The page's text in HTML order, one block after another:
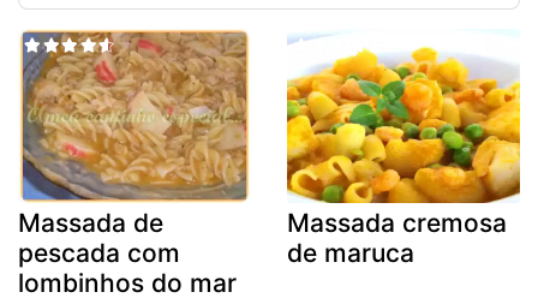
Massada de
pescada com
lombinhos do mar
Massada cremosa
de maruca